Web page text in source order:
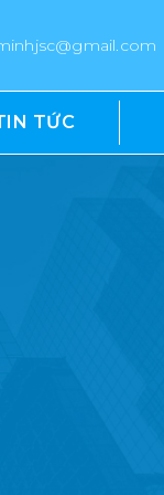
TỨC